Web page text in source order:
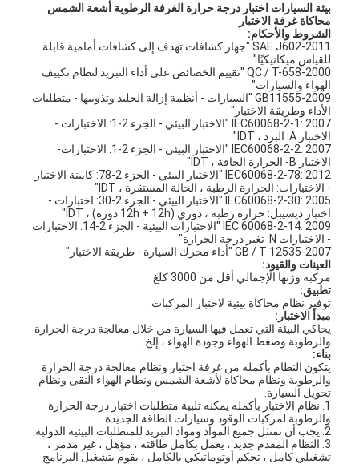
بيئة السيارات اختبار درجة حرارة الغرفة الرطوبة أشعة الشمس
محاكاة غرفة الاختبار
الشروط والأحكام:
SAE.J602-2011 "جهاز كشافات تهدف إلى كشافات أمامية قابلة
للقياس ميكانيكيًا"
QC / T-658-2000 "تقييم الخصائص على أداء التبريد لنظام تكييف
الهواء والسيارات"
GB11555-2009 "السيارات - أنظمة إزالة الجليد وتذويبها - متطلبات
الأداء وطريقة الاختبار"
IEC60068-2-1: 2007 "الاختبار البيئي - الجزء 2-1: الاختبارات -
الاختبار A: البرد ، IDT"
IEC60068-2-2: 2007 "الاختبار البيئي - الجزء 2-1: الاختبارات-
الاختبار B- الحرارة الجافة ، IDT"
IEC60068-2-78: 2012 "الاختبار البيئي - الجزء 2-78: كابينة الاختبار
- الاختبارات: الحرارة الرطبة ، الحالة المستقرة ، IDT"
IEC60068-2-30: 2005 "الاختبار البيئي - الجزء 2-30: اختبارات -
اختبار ديسيبل: حرارة رطبة ، دوري (12h + 12h دورة) ، IDT"
IEC 60068-2-14: 2009 "الاختبارات البيئية - الجزء 2-14: الاختبارات
- الاختبارات N: تغير درجة الحرارة"
GB / T 12535-2007 "أداء محرك السيارة - طريقة الاختبار"
العينات والقيود:
مركبة وزنها الإجمالي أقل من 3000 كلغ
تطبيق:
توفير نظام محاكاة بيئية لاختبار المركبات
مبدأ الاختبار:
يحاكي البيئة التي تعمل فيها السيارة من خلال معالجة درجة الحرارة
والرطوبة وضغط الهواء وجودة الهواء ، إلخ.
بناء:
يتكون النظام بأكمله من غرفة اختبار ونظام معالجة درجة الحرارة
والرطوبة ونظام محاكاة لأشعة الشمس ونظام الهواء النقي ونظام
تحويل السيارة.
1. نظام الاختبار بأكمله يمكنه تلبية متطلبات اختبار درجة الحرارة
والرطوبة لمركبات الوقود وسيارات الطاقة الجديدة.
2. يجب أن تمتثل جميع المواد ومواد التبريد للمتطلبات البيئية الدولية.
3. النظام المقدم جديد ، يعمل بكامل طاقته ، مؤهل ، غير مدمر ،
تشغيلي كامل ، تحكم أوتوماتيكي بالكامل ، يقوم بتشغيل البرنامج